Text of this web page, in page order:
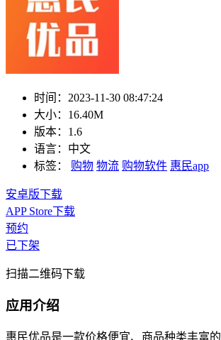
时间： 2023-11-30 08:47:24
大小： 16.40M
版本： 1.6
语言： 中文
标签：
购物 物流 购物软件 惠民app
安卓版下载
APP Store下载
预约
已下架
扫描二维码下载
应用介绍
惠民优品是一款价格便宜、商品种类丰富的